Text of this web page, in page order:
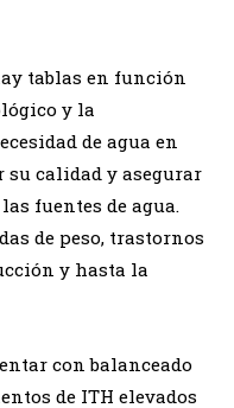
tablas en función
y la
de agua en
calidad y asegurar
fuentes de agua.
de peso, trastornos
y hasta la
con balanceado
de ITH elevados